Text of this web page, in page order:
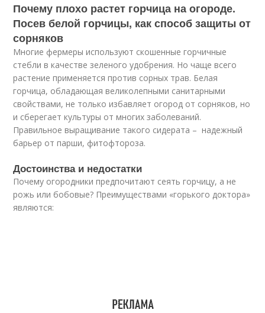
Почему плохо растет горчица на огороде.
Посев белой горчицы, как способ защиты от
сорняков
Многие фермеры используют скошенные горчичные
стебли в качестве зеленого удобрения. Но чаще всего
растение применяется против сорных трав. Белая
горчица, обладающая великолепными санитарными
свойствами, не только избавляет огород от сорняков, но
и сберегает культуры от многих заболеваний.
Правильное выращивание такого сидерата – надежный
барьер от парши, фитофтороза.
Достоинства и недостатки
Почему огородники предпочитают сеять горчицу, а не
рожь или бобовые? Преимуществами «горького доктора»
являются: